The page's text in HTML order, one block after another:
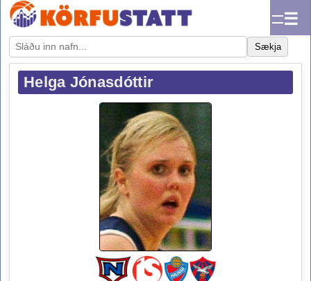
☰
Sækja
Helga Jónasdóttir